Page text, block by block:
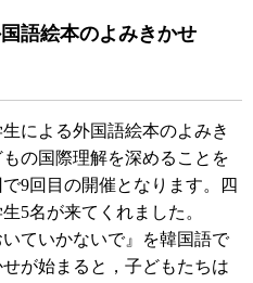
語絵本のよみきかせ
による外国語絵本のよみき
の国際理解を深めることを
9回目の開催となります。四
5名が来てくれました。
ていかないで』を韓国語で
が始まると，子どもたちは